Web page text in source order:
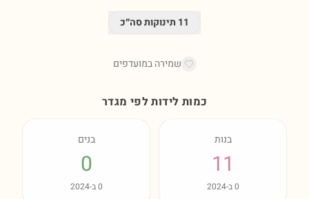
11 תינוקות סה״כ
שמירה במועדפים
כמות לידות לפי מגדר
בנות
11
0ב-2024
בנים
0
0ב-2024